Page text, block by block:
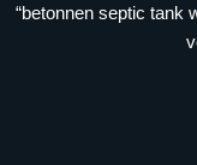
“betonnen septic tank